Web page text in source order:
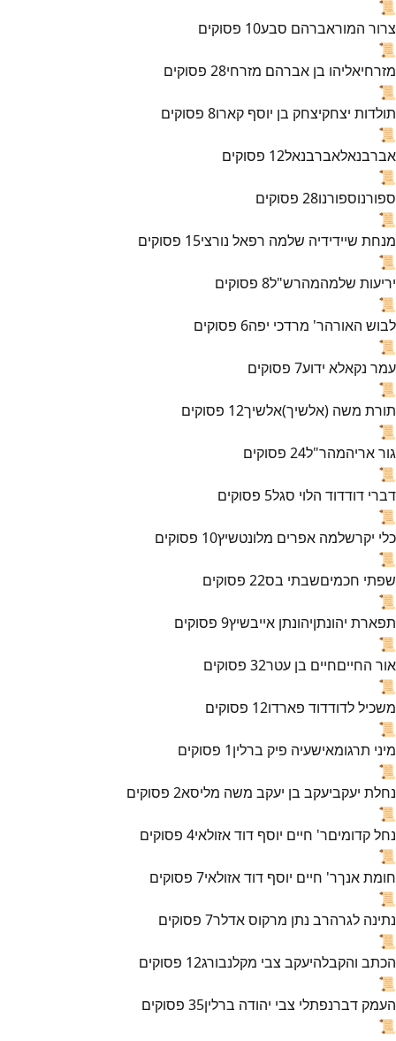
📜
צרור המוראברהם סבע10 פסוקים
📜
מזרחיאליהו בן אברהם מזרחי28 פסוקים
📜
תולדות יצחקיצחק בן יוסף קארו8 פסוקים
📜
אברבנאלאברבנאל12 פסוקים
📜
ספורנוספורנו28 פסוקים
📜
מנחת שיידידיה שלמה רפאל נורצי15 פסוקים
📜
יריעות שלמהמהרש"ל8 פסוקים
📜
לבוש האורהר' מרדכי יפה6 פסוקים
📜
עמר נקאלא ידוע7 פסוקים
📜
תורת משה (אלשיך)אלשיך12 פסוקים
📜
גור אריהמהר"ל24 פסוקים
📜
דברי דודדוד הלוי סגל5 פסוקים
📜
כלי יקרשלמה אפרים מלונטשיץ10 פסוקים
📜
שפתי חכמיםשבתי בס22 פסוקים
📜
תפארת יהונתןיהונתן אייבשיץ9 פסוקים
📜
אור החייםחיים בן עטר32 פסוקים
📜
משכיל לדודדוד פארדו12 פסוקים
📜
מיני תרגומאישעיה פיק ברלין1 פסוקים
📜
נחלת יעקביעקב בן יעקב משה מליסא2 פסוקים
📜
נחל קדומיםר' חיים יוסף דוד אזולאי4 פסוקים
📜
חומת אנךר' חיים יוסף דוד אזולאי7 פסוקים
📜
נתינה לגרהרב נתן מרקוס אדלר7 פסוקים
📜
הכתב והקבלהיעקב צבי מקלנבורג12 פסוקים
📜
העמק דברנפתלי צבי יהודה ברלין35 פסוקים
📜